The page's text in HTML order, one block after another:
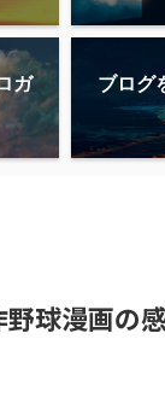
ガ
ブログ
球漫画の